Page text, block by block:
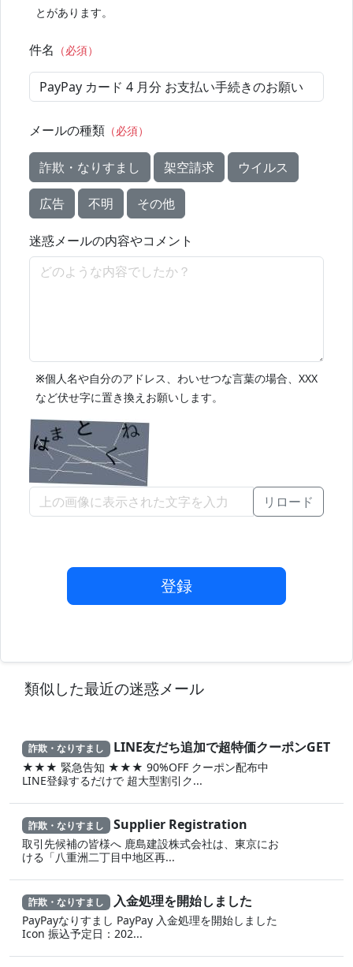
とがあります。
件名 （必須）
メールの種類 （必須）
詐欺・なりすまし 架空請求 ウイルス
広告 不明 その他
迷惑メールの内容やコメント
※個人名や自分のアドレス、わいせつな言葉の場合、XXX
など伏せ字に置き換えお願いします。
リロード
登録
類似した最近の迷惑メール
詐欺・なりすまし LINE友だち追加で超特価クーポンGET
★★★ 緊急告知 ★★★ 90%OFF クーポン配布中
LINE登録するだけで 超大型割引ク...
詐欺・なりすまし Supplier Registration
取引先候補の皆様へ 鹿島建設株式会社は、東京にお
ける「八重洲二丁目中地区再...
詐欺・なりすまし 入金処理を開始しました
PayPayなりすまし PayPay 入金処理を開始しました
Icon 振込予定日：202...